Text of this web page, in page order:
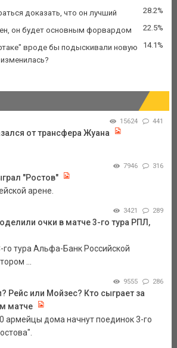
доказать, что он лучший 28.2%
он будет основным форвардом 22.5%
вроде бы подыскивали новую
14.1%
15624 441
от трансфера Жуана
7946 316
"Ростов"
арене.
3421 289
очки в матче 3-го тура РПЛ,
тура Альфа-Банк Российской
...
9555 286
Рейс или Мойзес? Кто сыграет за
матче
армейцы дома начнут поединок 3-го